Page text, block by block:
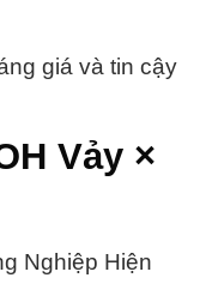
giá và tin cậy
Vảy ×
Nghiệp Hiện